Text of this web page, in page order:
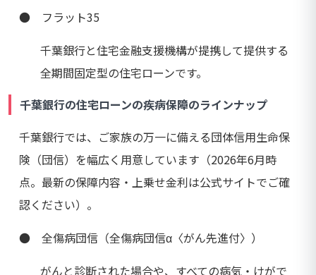
● フラット35
千葉銀行と住宅金融支援機構が提携して提供する
全期間固定型の住宅ローンです。
千葉銀行の住宅ローンの疾病保障のラインナップ
千葉銀行では、ご家族の万一に備える団体信用生命保
険（団信）を幅広く用意しています（2026年6月時
点。最新の保障内容・上乗せ金利は公式サイトでご確
認ください）。
● 全傷病団信（全傷病団信α〈がん先進付〉）
がんと診断された場合や、すべての病気・けがで